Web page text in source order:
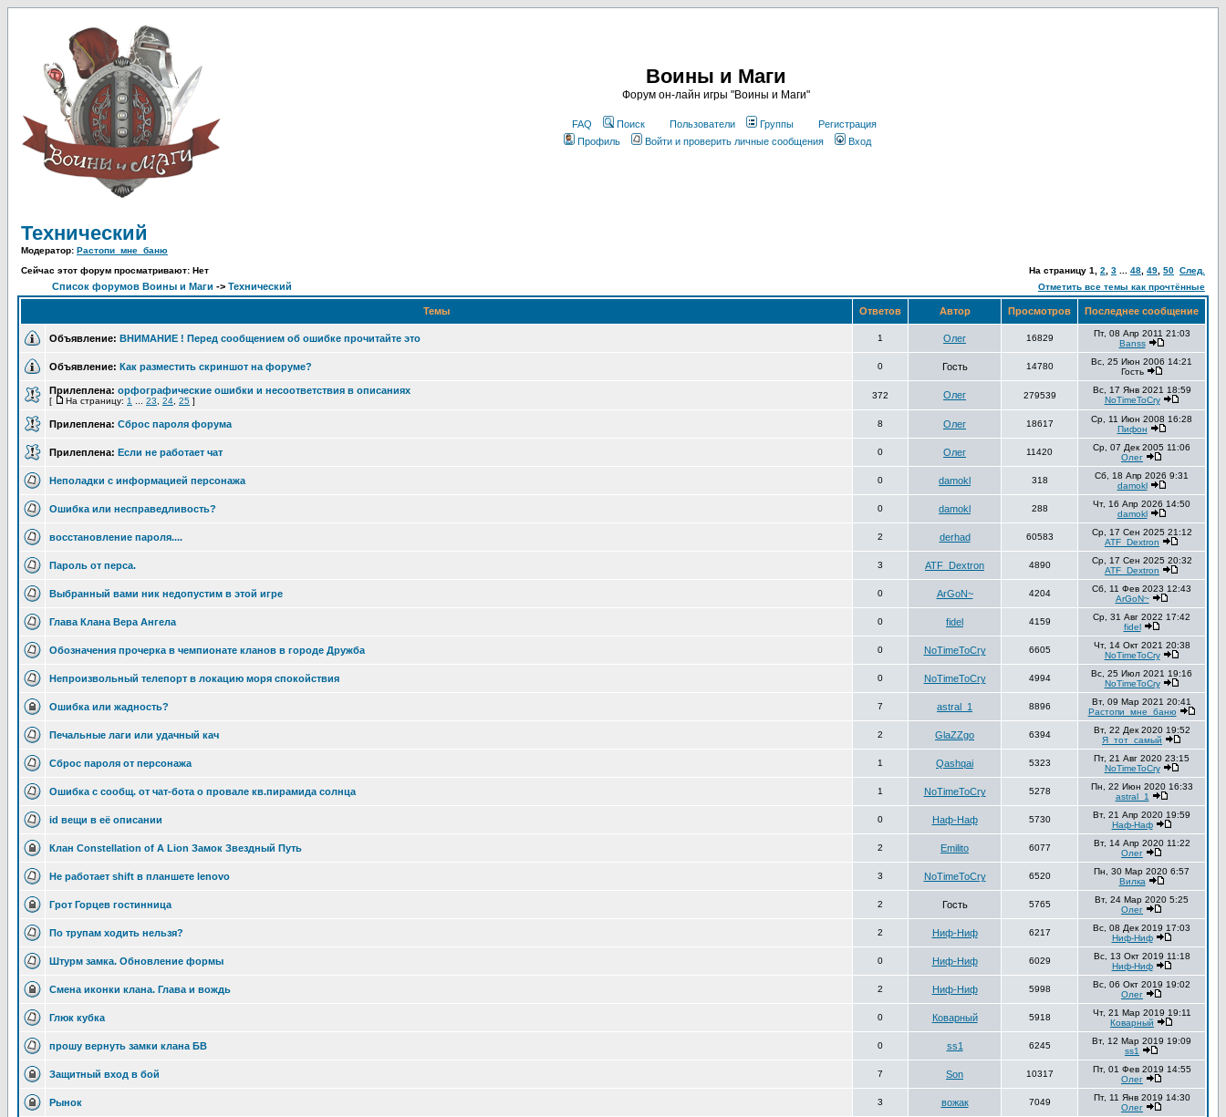
Воины и Маги
Форум он-лайн игры "Воины и Маги"
FAQ Поиск Пользователи Группы
Регистрация
Профиль
Войти и проверить личные сообщения Вход
Технический
Модератор: Растопи_мне_баню
Сейчас этот форум просматривают: Нет
На страницу 1 2 3 48 49 50 След.
Список форумов Воины и Маги -> Технический Отметить все темы как прочтённые
Темы Ответов Автор Просмотров Последнее сообщение
Объявление: ВНИМАНИЕ ! Перед сообщением об ошибке прочитайте это 1 Олег 16829
Пт, 08 Апр 2011 21:03
Banss
Объявление: Как разместить скриншот на форуме? 0 Гость 14780
Вс, 25 Июн 2006 14:21
Гость
Прилеплена: орфографические ошибки и несоответствия в описаниях
[ На страницу: 1 23 24 25 ]
372 Олег 279539
Вс, 17 Янв 2021 18:59
NoTimeToCry
Прилеплена: Сброс пароля форума 8 Олег 18617
Ср, 11 Июн 2008 16:28
Пифон
Прилеплена: Если не работает чат 0 Олег 11420
Ср, 07 Дек 2005 11:06
Олег
Неполадки с информацией персонажа 0 damokl 318
Сб, 18 Апр 2026 9:31
damokl
Ошибка или несправедливость? 0 damokl 288
Чт, 16 Апр 2026 14:50
damokl
восстановление пароля.... 2 derhad 60583
Ср, 17 Сен 2025 21:12
ATF_Dextron
Пароль от перса. 3 ATF_Dextron 4890
Ср, 17 Сен 2025 20:32
ATF_Dextron
Выбранный вами ник недопустим в этой игре 0 ArGoN~ 4204
Сб, 11 Фев 2023 12:43
ArGoN~
Глава Клана Вера Ангела 0 fidel 4159
Ср, 31 Авг 2022 17:42
fidel
Обозначения прочерка в чемпионате кланов в городе Дружба 0 NoTimeToCry 6605
Чт, 14 Окт 2021 20:38
NoTimeToCry
Непроизвольный телепорт в локацию моря спокойствия 0 NoTimeToCry 4994
Вс, 25 Июл 2021 19:16
NoTimeToCry
Ошибка или жадность? 7 astral_1 8896
Вт, 09 Мар 2021 20:41
Растопи_мне_баню
Печальные лаги или удачный кач 2 GlaZZgo 6394
Вт, 22 Дек 2020 19:52
Я_тот_самый
Сброс пароля от персонажа 1 Qashqai 5323
Пт, 21 Авг 2020 23:15
NoTimeToCry
Ошибка с сообщ. от чат-бота о провале кв.пирамида солнца 1 NoTimeToCry 5278
Пн, 22 Июн 2020 16:33
astral_1
id вещи в её описании 0 Наф-Наф 5730
Вт, 21 Апр 2020 19:59
Наф-Наф
Клан Constellation of A Lion Замок Звездный Путь 2 Emilito 6077
Вт, 14 Апр 2020 11:22
Олег
Не работает shift в планшете lenovo 3 NoTimeToCry 6520
Пн, 30 Мар 2020 6:57
Вилка
Грот Горцев гостинница 2 Гость 5765
Вт, 24 Мар 2020 5:25
Олег
По трупам ходить нельзя? 2 Ниф-Ниф 6217
Вс, 08 Дек 2019 17:03
Ниф-Ниф
Штурм замка. Обновление формы 0 Ниф-Ниф 6029
Вс, 13 Окт 2019 11:18
Ниф-Ниф
Смена иконки клана. Глава и вождь 2 Ниф-Ниф 5998
Вс, 06 Окт 2019 19:02
Олег
Глюк кубка 0 Коварный 5918
Чт, 21 Мар 2019 19:11
Коварный
прошу вернуть замки клана БВ 0 ss1 6245
Вт, 12 Мар 2019 19:09
ss1
Защитный вход в бой 7 Son 10317
Пт, 01 Фев 2019 14:55
Олег
Рынок 3 вожак 7049
Пт, 11 Янв 2019 14:30
Олег